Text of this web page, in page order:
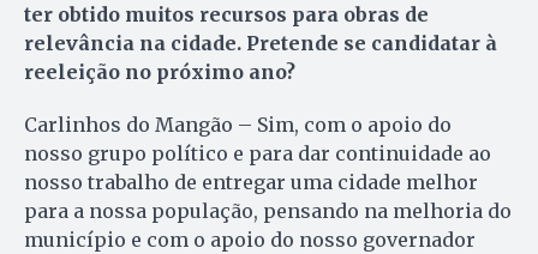
ter obtido muitos recursos para obras de
relevância na cidade. Pretende se candidatar à
reeleição no próximo ano?
Carlinhos do Mangão – Sim, com o apoio do
nosso grupo político e para dar continuidade ao
nosso trabalho de entregar uma cidade melhor
para a nossa população, pensando na melhoria do
município e com o apoio do nosso governador